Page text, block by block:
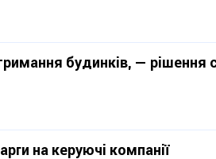
будинків, — рішення
на керуючі компанії